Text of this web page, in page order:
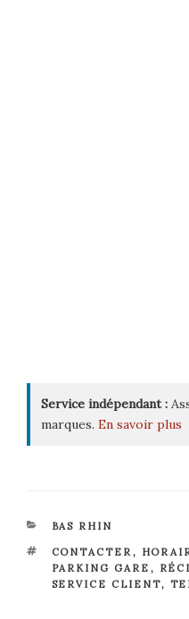
Service indépendant :
marques. En savoir plus
CATÉGORIES
BAS RHIN
ÉTIQUETTES
CONTACTER,
PARKING GARE ,
SERVICE CLIENT,